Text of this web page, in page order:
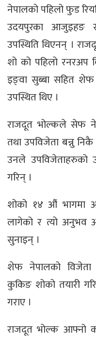
नेपालको पहिलो फुड
उदयपुरका आजुइहङ
उपस्थिति थिएनन् ।
शो को पहिलो रनरअप
इङ्वा सुब्बा सहित शेफ
उपस्थित थिए ।
राजदूत भोल्कले सेफ
तथा उपविजेता बन्नु
उनले उपविजेताहरुको
गरिन् ।
शोको १४ औं भागमा
लागेको र त्यो अनुभव
सुनाइन् ।
शेफ नेपालको विजेता
कुकिङ शोको तयारी
गराए ।
राजदूत भोल्क आफ्नो